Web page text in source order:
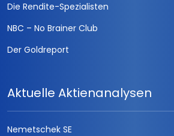
Die Rendite-Spezialisten
NBC – No Brainer Club
Der Goldreport
Aktuelle Aktienanalysen
Nemetschek SE